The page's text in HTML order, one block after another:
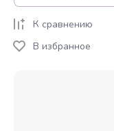
К сравнению
В избранное